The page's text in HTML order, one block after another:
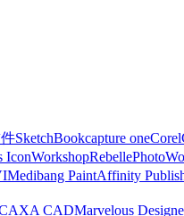
SketchBookcapture one
IconWorkshopRebelle
Medibang PaintAffinity
CADMarvelous